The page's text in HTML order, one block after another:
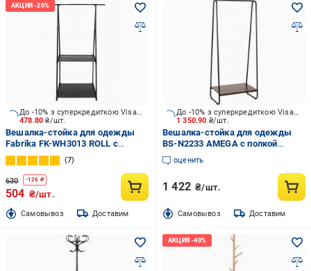
478.80₴/шт.
До -10% з суперкредиткою Visa Вигода
Вешалка-стойка для одежды
Fabrika FK-WH3013 ROLL с
полками 83x43x156 см черный
7
630 -126 ₴
504 ₴/шт.
Cамовывоз Доставим
1 350.90 ₴/шт.
До -10% з суперкредиткою Visa Вигода
Вешалка-стойка для одежды
BS-N2233 AMEGA с полкой
600х400х1500 мм черный
оценить
1 422 ₴/шт.
Cамовывоз Доставим